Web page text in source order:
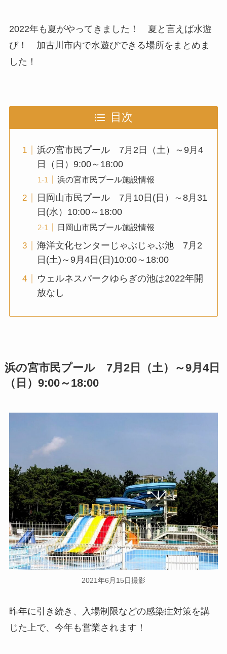
2022年も夏がやってきました！ 夏と言えば水遊
び！ 加古川市内で水遊びできる場所をまとめま
した！
目次
浜の宮市民プール 7月2日（土）～9月4
日（日）9:00～18:00
浜の宮市民プール施設情報
日岡山市民プール 7月10日(日）～8月31
日(水）10:00～18:00
日岡山市民プール施設情報
海洋文化センターじゃぶじゃぶ池 7月2
日(土)～9月4日(日)10:00～18:00
ウェルネスパークゆらぎの池は2022年開
放なし
浜の宮市民プール 7月2日（土）～9月4日
（日）9:00～18:00
2021年6月15日撮影
昨年に引き続き、入場制限などの感染症対策を講
じた上で、今年も営業されます！